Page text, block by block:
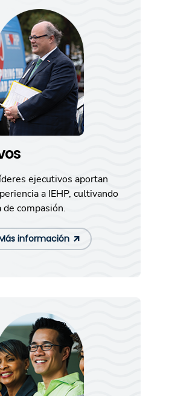
ejecutivos aportan
a IEHP, cultivando
compasión.
información